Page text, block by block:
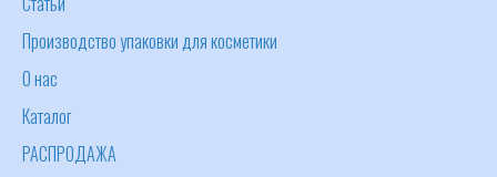
Производство упаковки для косметики
О нас
Каталог
РАСПРОДАЖА